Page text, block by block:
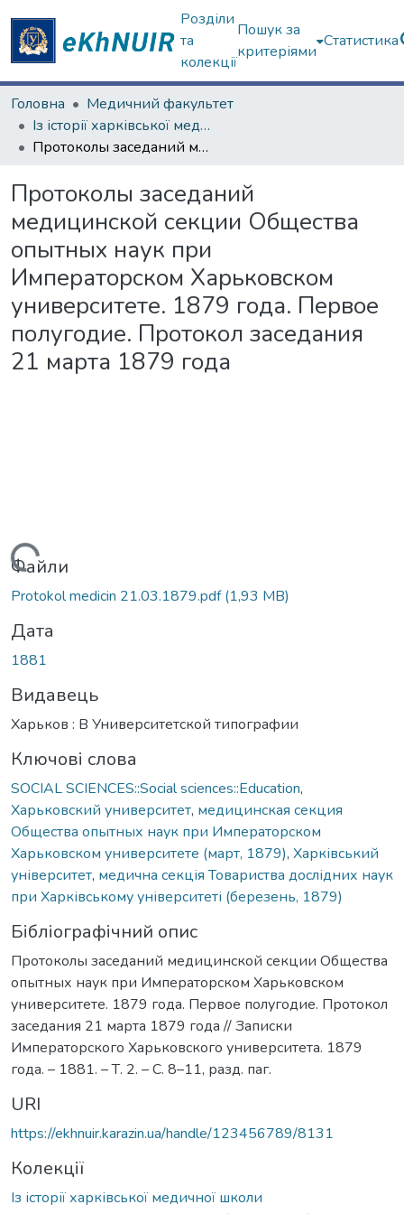
Розділи
та
колекції
Пошук за
критеріями
Статистика
Головна
Медичний факультет
Із історії харківської медичної школи
Протоколы заседаний медицинской секции Общества опытных наук при Императорском Харьковском университете. 1879 года. Первое полугодие. Протокол заседания 21 марта 1879 года
Протоколы заседаний
медицинской секции Общества
опытных наук при
Императорском Харьковском
университете. 1879 года. Первое
полугодие. Протокол заседания
21 марта 1879 года
Вантажиться...
Файли
Protokol medicin 21.03.1879.pdf(1,93 MB)
Дата
1881
Видавець
Харьков : В Университетской типографии
Ключові слова
SOCIAL SCIENCES::Social sciences::Education,
Харьковский университет, медицинская секция
Общества опытных наук при Императорском
Харьковском университете (март, 1879), Харківський
університет, медична секція Товариства дослідних наук
при Харківському університеті (березень, 1879)
Бібліографічний опис
Протоколы заседаний медицинской секции Общества
опытных наук при Императорском Харьковском
университете. 1879 года. Первое полугодие. Протокол
заседания 21 марта 1879 года // Записки
Императорского Харьковского университета. 1879
года. – 1881. – Т. 2. – С. 8–11, разд. паг.
URI
https://ekhnuir.karazin.ua/handle/123456789/8131
Колекції
Із історії харківської медичної школи